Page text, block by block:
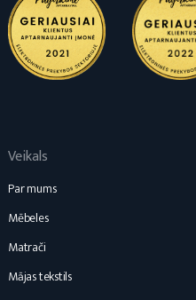
Veikals
Par mums
Mēbeles
Matrači
Mājas tekstils